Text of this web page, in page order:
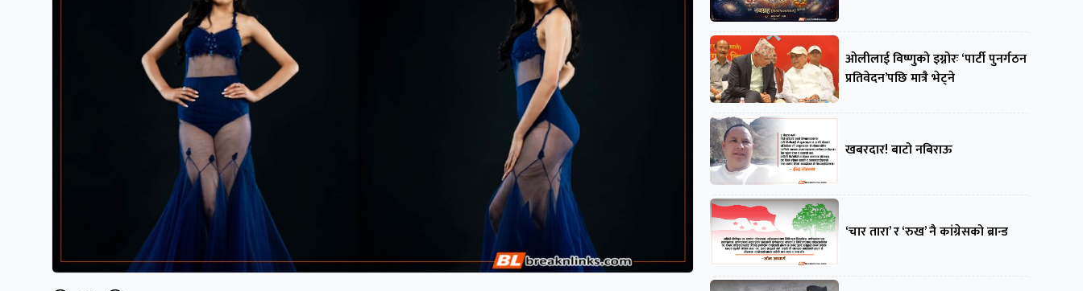
ओलीलाई विष्णुको इग्नोरः ‘पार्टी पुनर्गठन
प्रतिवेदन’पछि मात्रै भेट्ने
खबरदार! बाटो नबिराऊ
‘चार तारा’ र ‘रुख’ नै कांग्रेसको ब्रान्ड